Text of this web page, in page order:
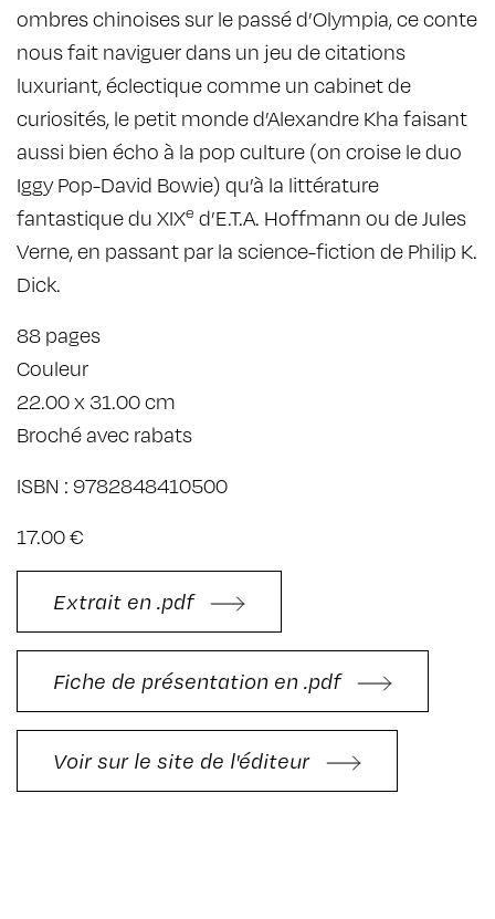
ombres chinoises sur le passé d’Olympia, ce conte
nous fait naviguer dans un jeu de citations
luxuriant, éclectique comme un cabinet de
curiosités, le petit monde d’Alexandre Kha faisant
aussi bien écho à la pop culture (on croise le duo
Iggy Pop-David Bowie) qu’à la littérature
fantastique du XIXe d’E.T.A. Hoffmann ou de Jules
Verne, en passant par la science-fiction de Philip K.
Dick.
88 pages
Couleur
22.00 x 31.00 cm
Broché avec rabats
ISBN : 9782848410500
17.00 €
Extrait en .pdf
Fiche de présentation en .pdf
Voir sur le site de l'éditeur